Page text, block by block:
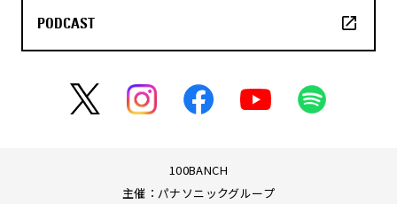
PODCAST
100BANCH
主催：パナソニックグループ